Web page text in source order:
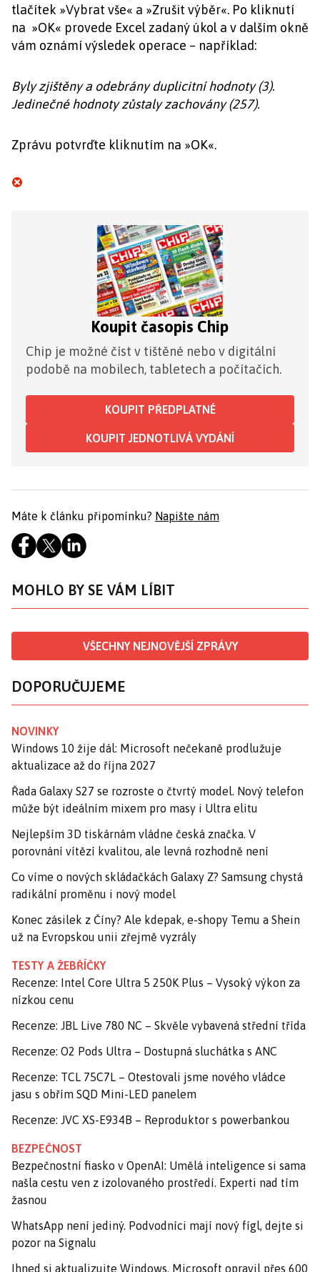
tlačítek »Vybrat vše« a »Zrušit výběr«. Po kliknutí
na »OK« provede Excel zadaný úkol a v dalším okně
vám oznámí výsledek operace – například:
Byly zjištěny a odebrány duplicitní hodnoty (3).
Jedinečné hodnoty zůstaly zachovány (257).
Zprávu potvrďte kliknutím na »OK«.
Koupit časopis Chip
Chip je možné číst v tištěné nebo v digitální
podobě na mobilech, tabletech a počítačích.
KOUPIT PŘEDPLATNÉ
KOUPIT JEDNOTLIVÁ VYDÁNÍ
Máte k článku připomínku? Napište nám
MOHLO BY SE VÁM LÍBIT
VŠECHNY NEJNOVĚJŠÍ ZPRÁVY
DOPORUČUJEME
NOVINKY
Windows 10 žije dál: Microsoft nečekaně prodlužuje
aktualizace až do října 2027
Řada Galaxy S27 se rozroste o čtvrtý model. Nový telefon
může být ideálním mixem pro masy i Ultra elitu
Nejlepším 3D tiskárnám vládne česká značka. V
porovnání vítězí kvalitou, ale levná rozhodně není
Co víme o nových skládačkách Galaxy Z? Samsung chystá
radikální proměnu i nový model
Konec zásilek z Číny? Ale kdepak, e-shopy Temu a Shein
už na Evropskou unii zřejmě vyzrály
TESTY A ŽEBŘÍČKY
Recenze: Intel Core Ultra 5 250K Plus – Vysoký výkon za
nízkou cenu
Recenze: JBL Live 780 NC – Skvěle vybavená střední třída
Recenze: O2 Pods Ultra – Dostupná sluchátka s ANC
Recenze: TCL 75C7L – Otestovali jsme nového vládce
jasu s obřím SQD Mini-LED panelem
Recenze: JVC XS-E934B – Reproduktor s powerbankou
BEZPEČNOST
Bezpečnostní fiasko v OpenAI: Umělá inteligence si sama
našla cestu ven z izolovaného prostředí. Experti nad tím
žasnou
WhatsApp není jediný. Podvodníci mají nový fígl, dejte si
pozor na Signalu
Ihned si aktualizujte Windows. Microsoft opravil přes 600